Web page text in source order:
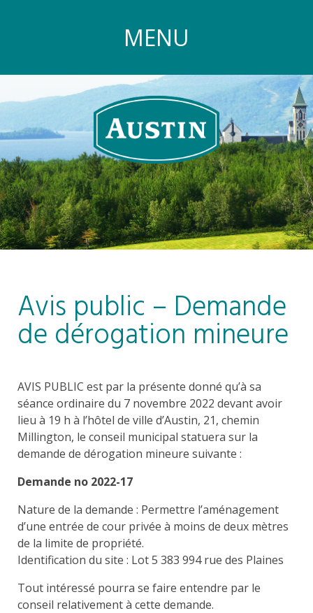
MENU
Avis public – Demande
de dérogation mineure
AVIS PUBLIC est par la présente donné qu’à sa
séance ordinaire du 7 novembre 2022 devant avoir
lieu à 19 h à l’hôtel de ville d’Austin, 21, chemin
Millington, le conseil municipal statuera sur la
demande de dérogation mineure suivante :
Demande no 2022-17
Nature de la demande : Permettre l’aménagement
d’une entrée de cour privée à moins de deux mètres
de la limite de propriété.
Identification du site : Lot 5 383 994 rue des Plaines
Tout intéressé pourra se faire entendre par le
conseil relativement à cette demande.